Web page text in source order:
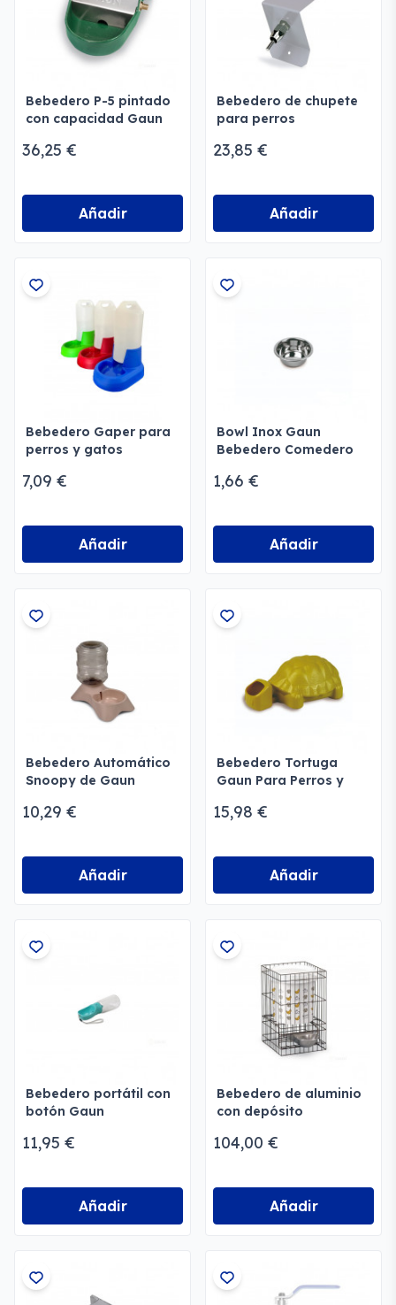
Bebedero P-5 pintado
con capacidad Gaun
36,25 €
Añadir
Bebedero de chupete
para perros
23,85 €
Añadir
Bebedero Gaper para
perros y gatos
7,09 €
Añadir
Bowl Inox Gaun
Bebedero Comedero
1,66 €
Añadir
Bebedero Automático
Snoopy de Gaun
10,29 €
Añadir
Bebedero Tortuga
Gaun Para Perros y
15,98 €
Añadir
Bebedero portátil con
botón Gaun
11,95 €
Añadir
Bebedero de aluminio
con depósito
104,00 €
Añadir